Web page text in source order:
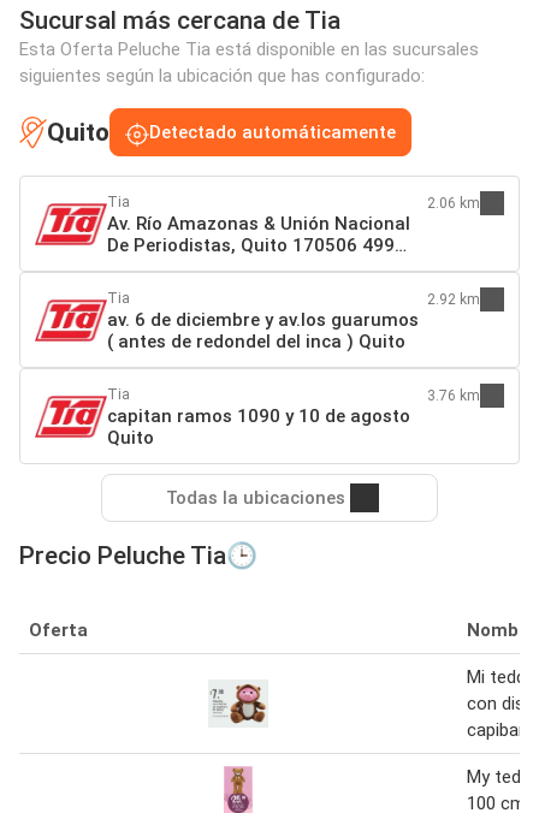
Sucursal más cercana de Tia
Esta Oferta Peluche Tia está disponible en las sucursales
siguientes según la ubicación que has configurado:
Quito Detectado automáticamente
Tia
Av. Río Amazonas & Unión Nacional
De Periodistas, Quito 170506 499
Quito
2.06 km
Tia
av. 6 de diciembre y av.los guarumos
( antes de redondel del inca ) Quito
2.92 km
Tia
capitan ramos 1090 y 10 de agosto
Quito
3.76 km
Todas la ubicaciones
Precio Peluche Tia🕒
Oferta Nombre
Mi
con
capibara
My
100 cm